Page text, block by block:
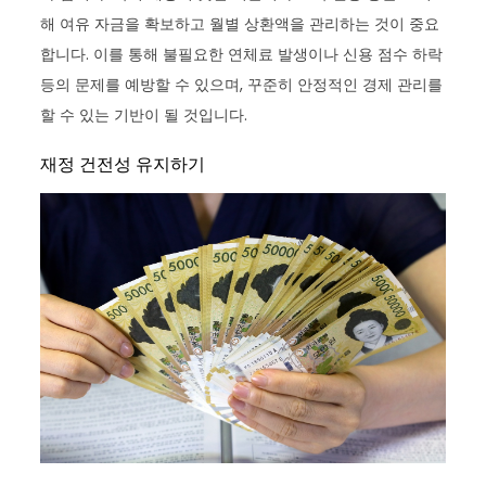
해 여유 자금을 확보하고 월별 상환액을 관리하는 것이 중요
합니다. 이를 통해 불필요한 연체료 발생이나 신용 점수 하락
등의 문제를 예방할 수 있으며, 꾸준히 안정적인 경제 관리를
할 수 있는 기반이 될 것입니다.
재정 건전성 유지하기